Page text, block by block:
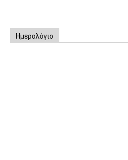
Ημερολόγιο